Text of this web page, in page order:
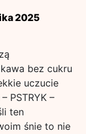
2025
bez cukru
uczucie
PSTRYK –
ten
śnie to nie